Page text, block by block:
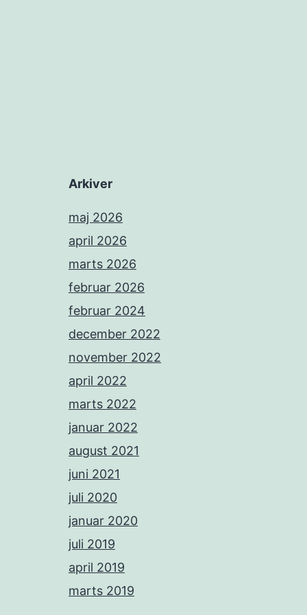
Arkiver
maj 2026
april 2026
marts 2026
februar 2026
februar 2024
december 2022
november 2022
april 2022
marts 2022
januar 2022
august 2021
juni 2021
juli 2020
januar 2020
juli 2019
april 2019
marts 2019